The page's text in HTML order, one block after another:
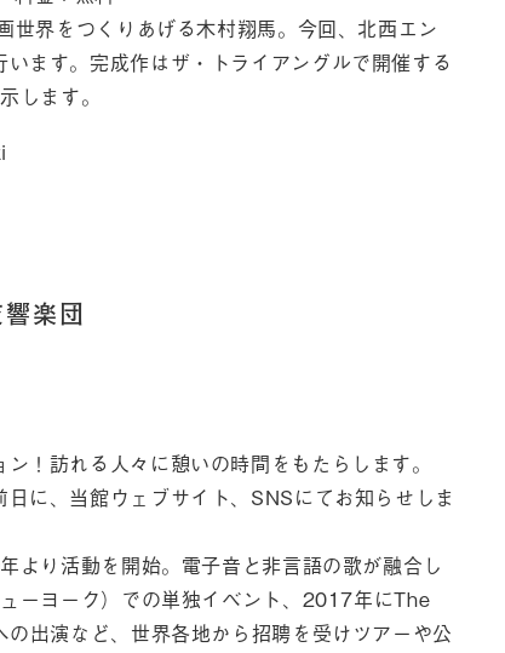
世界をつくりあげる木村翔馬。今回、北西エン
ます。完成作はザ・トライアングルで開催する
します。
楽団
！訪れる人々に憩いの時間をもたらします。
に、当館ウェブサイト、SNSにてお知らせしま
より活動を開始。電子音と非言語の歌が融合し
ーヨーク）での単独イベント、2017年にThe
出演など、世界各地から招聘を受けツアーや公